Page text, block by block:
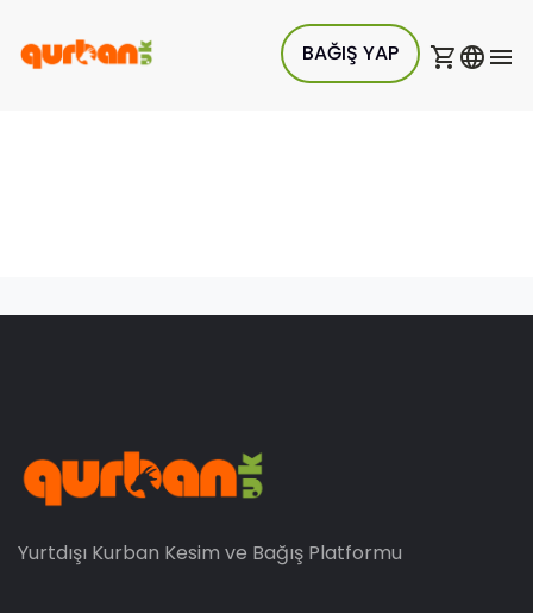
BAĞIŞ YAP
Yurtdışı Kurban Kesim ve Bağış Platformu